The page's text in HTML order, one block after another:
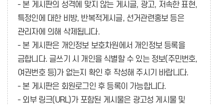
- 본 게시판의 성격에 맞지 않는 게시글, 광고, 저속한 표현,
특정인에 대한 비방, 반복적게시글, 선거관련홍보 등은
관리자에 의해 삭제됩니다.
- 본 게시판은 개인정보 보호차원에서 개인정보 등록을
금합니다. 글쓰기 시 개인을 식별할 수 있는 정보(주민번호,
여권번호 등)가 없는지 확인 후 작성해 주시기 바랍니다.
- 본 게시판은 회원로그인 후 등록이 가능합니다.
- 외부 링크(URL)가 포함된 게시물은 광고성 게시물 및